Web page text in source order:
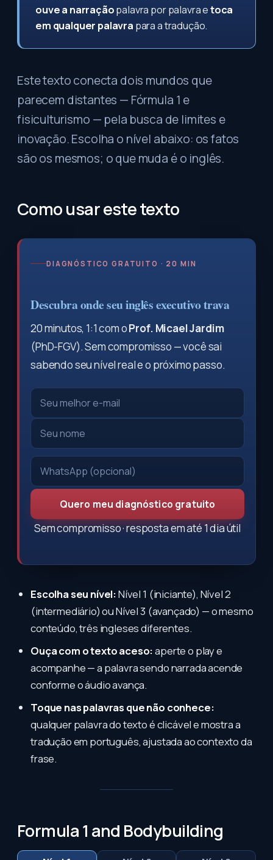
ouve a narraçãopalavra por palavra etoca
em qualquer palavra para a tradução.
Este texto conecta dois mundos que
parecem distantes — Fórmula 1 e
fisiculturismo — pela busca de limites e
inovação. Escolha o nível abaixo: os fatos
são os mesmos; o que muda é o inglês.
Como usar este texto
DIAGNÓSTICO GRATUITO · 20 MIN
Descubra onde seu inglês executivo trava
20 minutos, 1:1 com oProf. Micael Jardim
(PhD-FGV). Sem compromisso — você sai
sabendo seu nível real e o próximo passo.
Quero meu diagnóstico gratuito
Sem compromisso · resposta em até 1 dia útil
Escolha seu nível:Nível 1 (iniciante), Nível 2
(intermediário) ou Nível 3 (avançado) — o mesmo
conteúdo, três ingleses diferentes.
Ouça com o texto aceso:aperte o play e
acompanhe — a palavra sendo narrada acende
conforme o áudio avança.
Toque nas palavras que não conhece:
qualquer palavra do texto é clicável e mostra a
tradução em português, ajustada ao contexto da
frase.
Formula 1 and Bodybuilding